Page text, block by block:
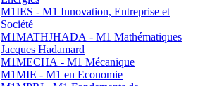
M1IES - M1 Innovation, Entreprise et
Société
M1MATHJHADA - M1 Mathématiques
Jacques Hadamard
M1MECHA - M1 Mécanique
M1MIE - M1 en Economie